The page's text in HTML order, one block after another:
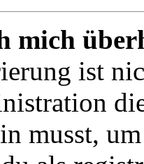
mich
ist
musst,